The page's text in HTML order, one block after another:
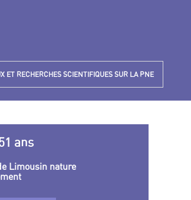
ET RECHERCHES SCIENTIFIQUES SUR LA PNE
ans
Limousin nature